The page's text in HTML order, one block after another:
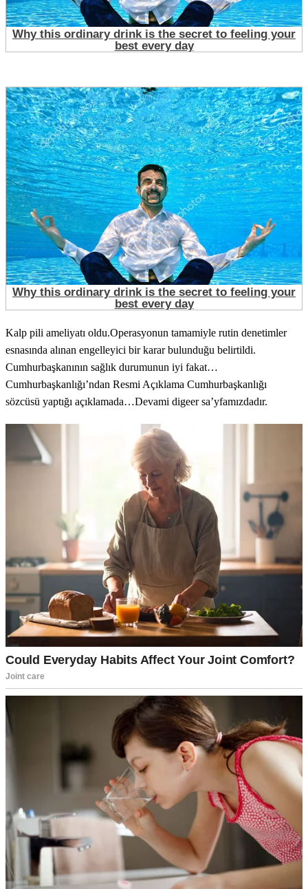
Kalp pili ameliyatı oldu.Operasyonun tamamiyle rutin denetimler
esnasında alınan engelleyici bir karar bulunduğu belirtildi.
Cumhurbaşkanının sağlık durumunun iyi fakat…
Cumhurbaşkanlığı’ndan Resmi Açıklama Cumhurbaşkanlığı
sözcüsü yaptığı açıklamada…Devami digeer sa’yfamızdadır.